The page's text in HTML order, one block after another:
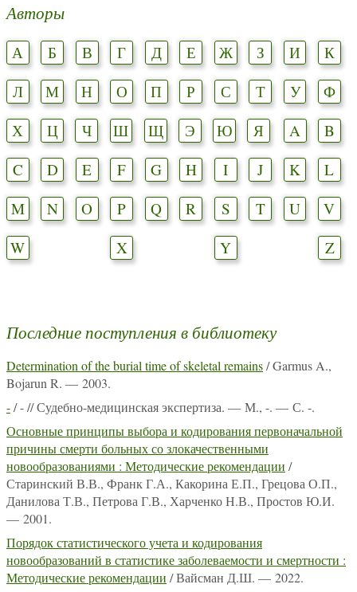
Авторы
А Б В Г Д Е Ж З И
К
Л
М Н О П Р С Т У
Ф
Х
Ц Ч Ш Щ Э Ю Я A
B
C
D E F G H I J K
L
M
N O P Q R S T U
V
W
X Y Z
Последние поступления в библиотеку
Determination of the burial time of skeletal remains/ Garmus A.,
Bojarun R. — 2003.
-/ - // Судебно-медицинская экспертиза. — М., -. — С. -.
Основные принципы выбора и кодирования первоначальной
причины смерти больных со злокачественными
новообразованиями : Методические рекомендации /
Старинский В.В., Франк Г.А., Какорина Е.П., Грецова О.П.,
Данилова Т.В., Петрова Г.В., Харченко Н.В., Простов Ю.И.
— 2001.
Порядок статистического учета и кодирования
новообразований в статистике заболеваемости и смертности :
Методические рекомендации / Вайсман Д.Ш. — 2022.